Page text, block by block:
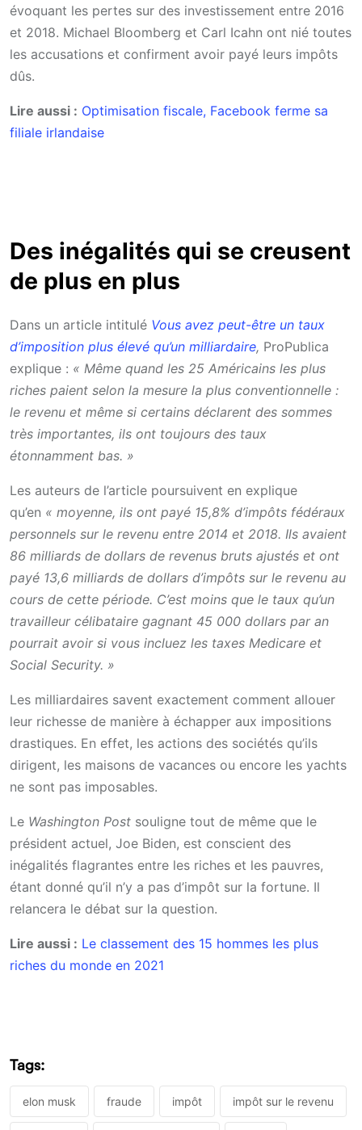
évoquant les pertes sur des investissement entre 2016
et 2018. Michael Bloomberg et Carl Icahn ont nié toutes
les accusations et confirment avoir payé leurs impôts
dûs.
Lire aussi : Optimisation fiscale, Facebook ferme sa
filiale irlandaise
Des inégalités qui se creusent
de plus en plus
Dans un article intitulé Vous avez peut-être un taux
d’imposition plus élevé qu’un milliardaire, ProPublica
explique : « Même quand les 25 Américains les plus
riches paient selon la mesure la plus conventionnelle :
le revenu et même si certains déclarent des sommes
très importantes, ils ont toujours des taux
étonnamment bas. »
Les auteurs de l’article poursuivent en explique
qu’en « moyenne, ils ont payé 15,8% d’impôts fédéraux
personnels sur le revenu entre 2014 et 2018. Ils avaient
86 milliards de dollars de revenus bruts ajustés et ont
payé 13,6 milliards de dollars d’impôts sur le revenu au
cours de cette période. C’est moins que le taux qu’un
travailleur célibataire gagnant 45 000 dollars par an
pourrait avoir si vous incluez les taxes Medicare et
Social Security. »
Les milliardaires savent exactement comment allouer
leur richesse de manière à échapper aux impositions
drastiques. En effet, les actions des sociétés qu’ils
dirigent, les maisons de vacances ou encore les yachts
ne sont pas imposables.
Le Washington Post souligne tout de même que le
président actuel, Joe Biden, est conscient des
inégalités flagrantes entre les riches et les pauvres,
étant donné qu’il n’y a pas d’impôt sur la fortune. Il
relancera le débat sur la question.
Lire aussi : Le classement des 15 hommes les plus
riches du monde en 2021
Tags:
elon musk fraude impôt impôt sur le revenu